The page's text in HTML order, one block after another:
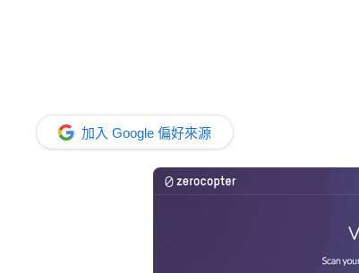
加入 Google 偏好來源